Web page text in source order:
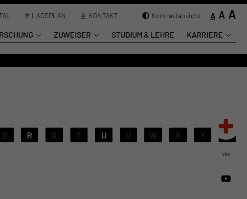
LAGEPLAN KONTAKT Kontrastansicht A A A
ZUWEISER STUDIUM & LEHRE KARRIERE
Q R S T U V W X Y Z